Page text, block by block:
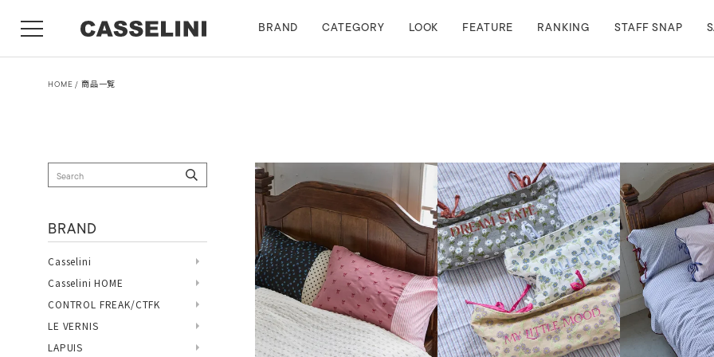
BRAND CATEGORY LOOK FEATURE RANKING STAFF SNAP
HOME 商品一覧
BRAND
Casselini
Casselini HOME
CONTROL FREAK/CTFK
LE VERNIS
LAPUIS